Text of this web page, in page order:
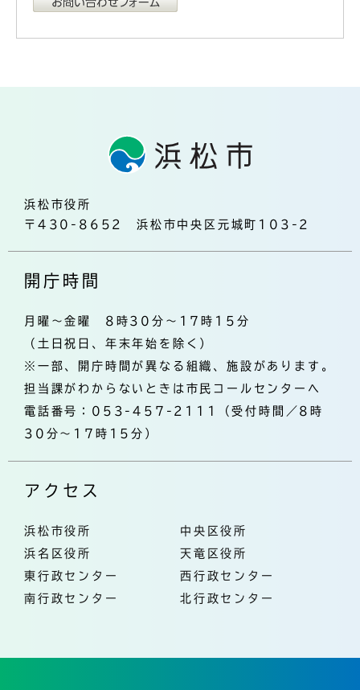
浜松市役所
〒430-8652 浜松市中央区元城町103-2
開庁時間
月曜～金曜 8時30分～17時15分
（土日祝日、年末年始を除く）
※一部、開庁時間が異なる組織、施設があります。
担当課がわからないときは市民コールセンターへ
電話番号：053-457-2111（受付時間／8時
30分～17時15分）
アクセス
浜松市役所
中央区役所
浜名区役所
天竜区役所
東行政センター
西行政センター
南行政センター
北行政センター